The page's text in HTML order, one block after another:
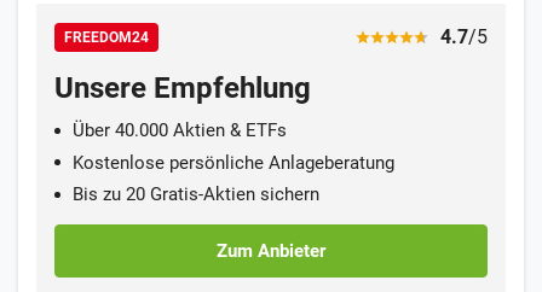
FREEDOM24 4.7/5
Unsere Empfehlung
Über 40.000 Aktien & ETFs
Kostenlose persönliche Anlageberatung
Bis zu 20 Gratis-Aktien sichern
Zum Anbieter